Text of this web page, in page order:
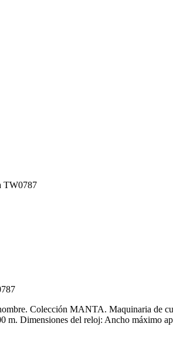
TW0787
Colección MANTA. Maquinaria de
m. Dimensiones del reloj: Ancho máximo